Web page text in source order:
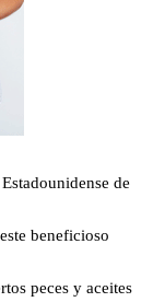
de
beneficioso
peces y aceites